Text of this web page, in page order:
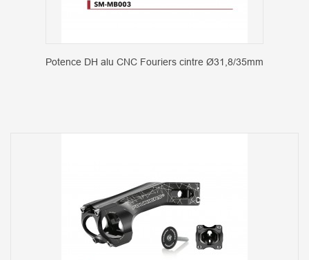
Potence DH alu CNC Fouriers cintre Ø31,8/35mm